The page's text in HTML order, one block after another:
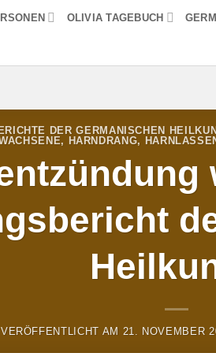
OLIVIA TAGEBUCH
DER GERMANISCHEN
, HARNDRANG,
VERÖFFENTLICHT AM 21. NOVEMBER